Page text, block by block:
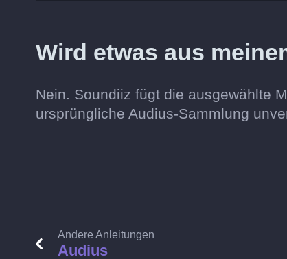
Wird etwas aus
Nein. Soundiiz fügt die ausgewählte
ursprüngliche Audius-Sammlung
Andere Anleitungen
Audius